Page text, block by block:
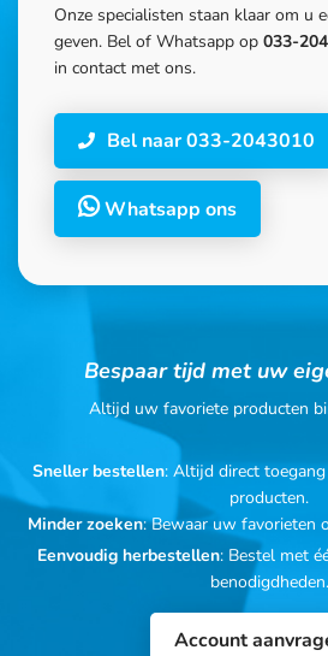
Onze specialisten staan klaar om u
geven. Bel of Whatsapp op 033-
in contact met ons.
Bel naar 033-2043010
Whatsapp ons
Bespaar tijd met uw
Altijd uw favoriete producten
Sneller bestellen: Altijd direct
producten.
Minder zoeken: Bewaar uw favorieten
Eenvoudig herbestellen: Bestel met
benodigdheden.
Account